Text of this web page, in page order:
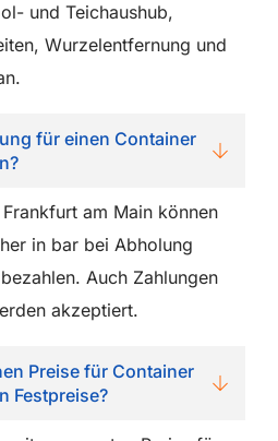
und Teichaushub,
Wurzelentfernung und
für einen Container
am Main können
in bar bei Abholung
Auch Zahlungen
akzeptiert.
Preise für Container
Festpreise?